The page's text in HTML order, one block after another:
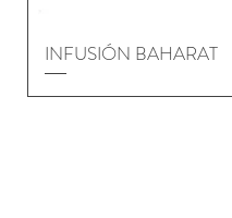
INFUSIÓN BAHARAT